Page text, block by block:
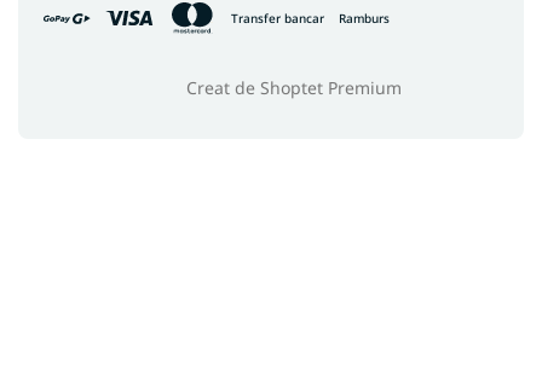
Transfer bancar Ramburs
Creat de Shoptet Premium